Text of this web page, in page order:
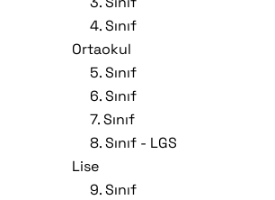
4. Sınıf
Ortaokul
5. Sınıf
6. Sınıf
7. Sınıf
8. Sınıf - LGS
Lise
9. Sınıf